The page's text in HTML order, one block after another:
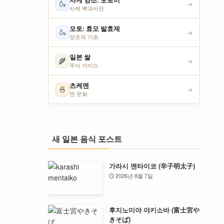
🍶
사케 백과사전
→
🍶 모토: 효모 발효제
양조의 기초
→
🌾 일본 쌀
주식 가이드
→
🍜 츠케멘
면 문화
→
새 일본 음식 포스트
가라시 멘타이코 (辛子明太子)
2026년 8월 7일
후지노미야 야키소바 (富士宮や
きそば)